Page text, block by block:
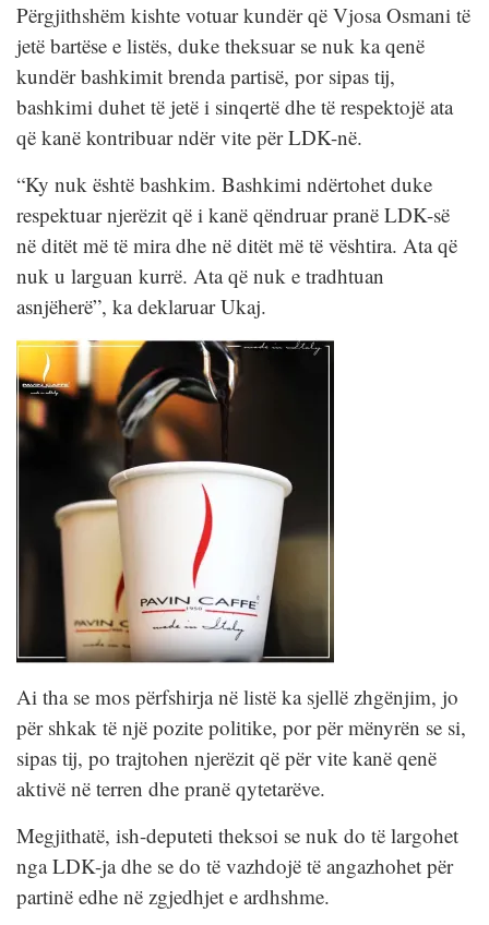
Përgjithshëm kishte votuar kundër që Vjosa Osmani të
jetë bartëse e listës, duke theksuar se nuk ka qenë
kundër bashkimit brenda partisë, por sipas tij,
bashkimi duhet të jetë i sinqertë dhe të respektojë ata
që kanë kontribuar ndër vite për LDK-në.
“Ky nuk është bashkim. Bashkimi ndërtohet duke
respektuar njerëzit që i kanë qëndruar pranë LDK-së
në ditët më të mira dhe në ditët më të vështira. Ata që
nuk u larguan kurrë. Ata që nuk e tradhtuan
asnjëherë”, ka deklaruar Ukaj.
Ai tha se mos përfshirja në listë ka sjellë zhgënjim, jo
për shkak të një pozite politike, por për mënyrën se si,
sipas tij, po trajtohen njerëzit që për vite kanë qenë
aktivë në terren dhe pranë qytetarëve.
Megjithatë, ish-deputeti theksoi se nuk do të largohet
nga LDK-ja dhe se do të vazhdojë të angazhohet për
partinë edhe në zgjedhjet e ardhshme.